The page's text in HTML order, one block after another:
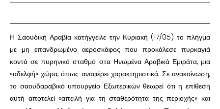
​Η Σαουδική Αραβία κατήγγειλε την Κυριακή (17/05) το πλήγμα
με μη επανδρωμένο αεροσκάφος που προκάλεσε πυρκαγιά
κοντά σε πυρηνικό σταθμό στα Ηνωμένα Αραβικά Εμιράτα, μια
«αδελφή» χώρα, όπως αναφέρει χαρακτηριστικά. Σε ανακοίνωση,
το σαουδαραβικό υπουργείο Εξωτερικών θεωρεί ότι η επίθεση
αυτή αποτελεί «απειλή για τη σταθερότητα της περιοχής» και